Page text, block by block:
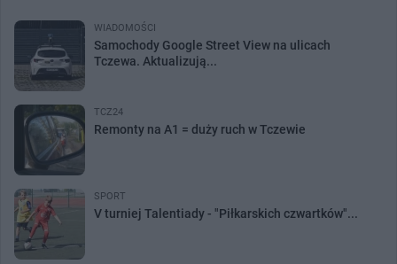
WIADOMOŚCI
Samochody Google Street View na ulicach
Tczewa. Aktualizują...
TCZ24
Remonty na A1 = duży ruch w Tczewie
SPORT
V turniej Talentiady - "Piłkarskich czwartków"...